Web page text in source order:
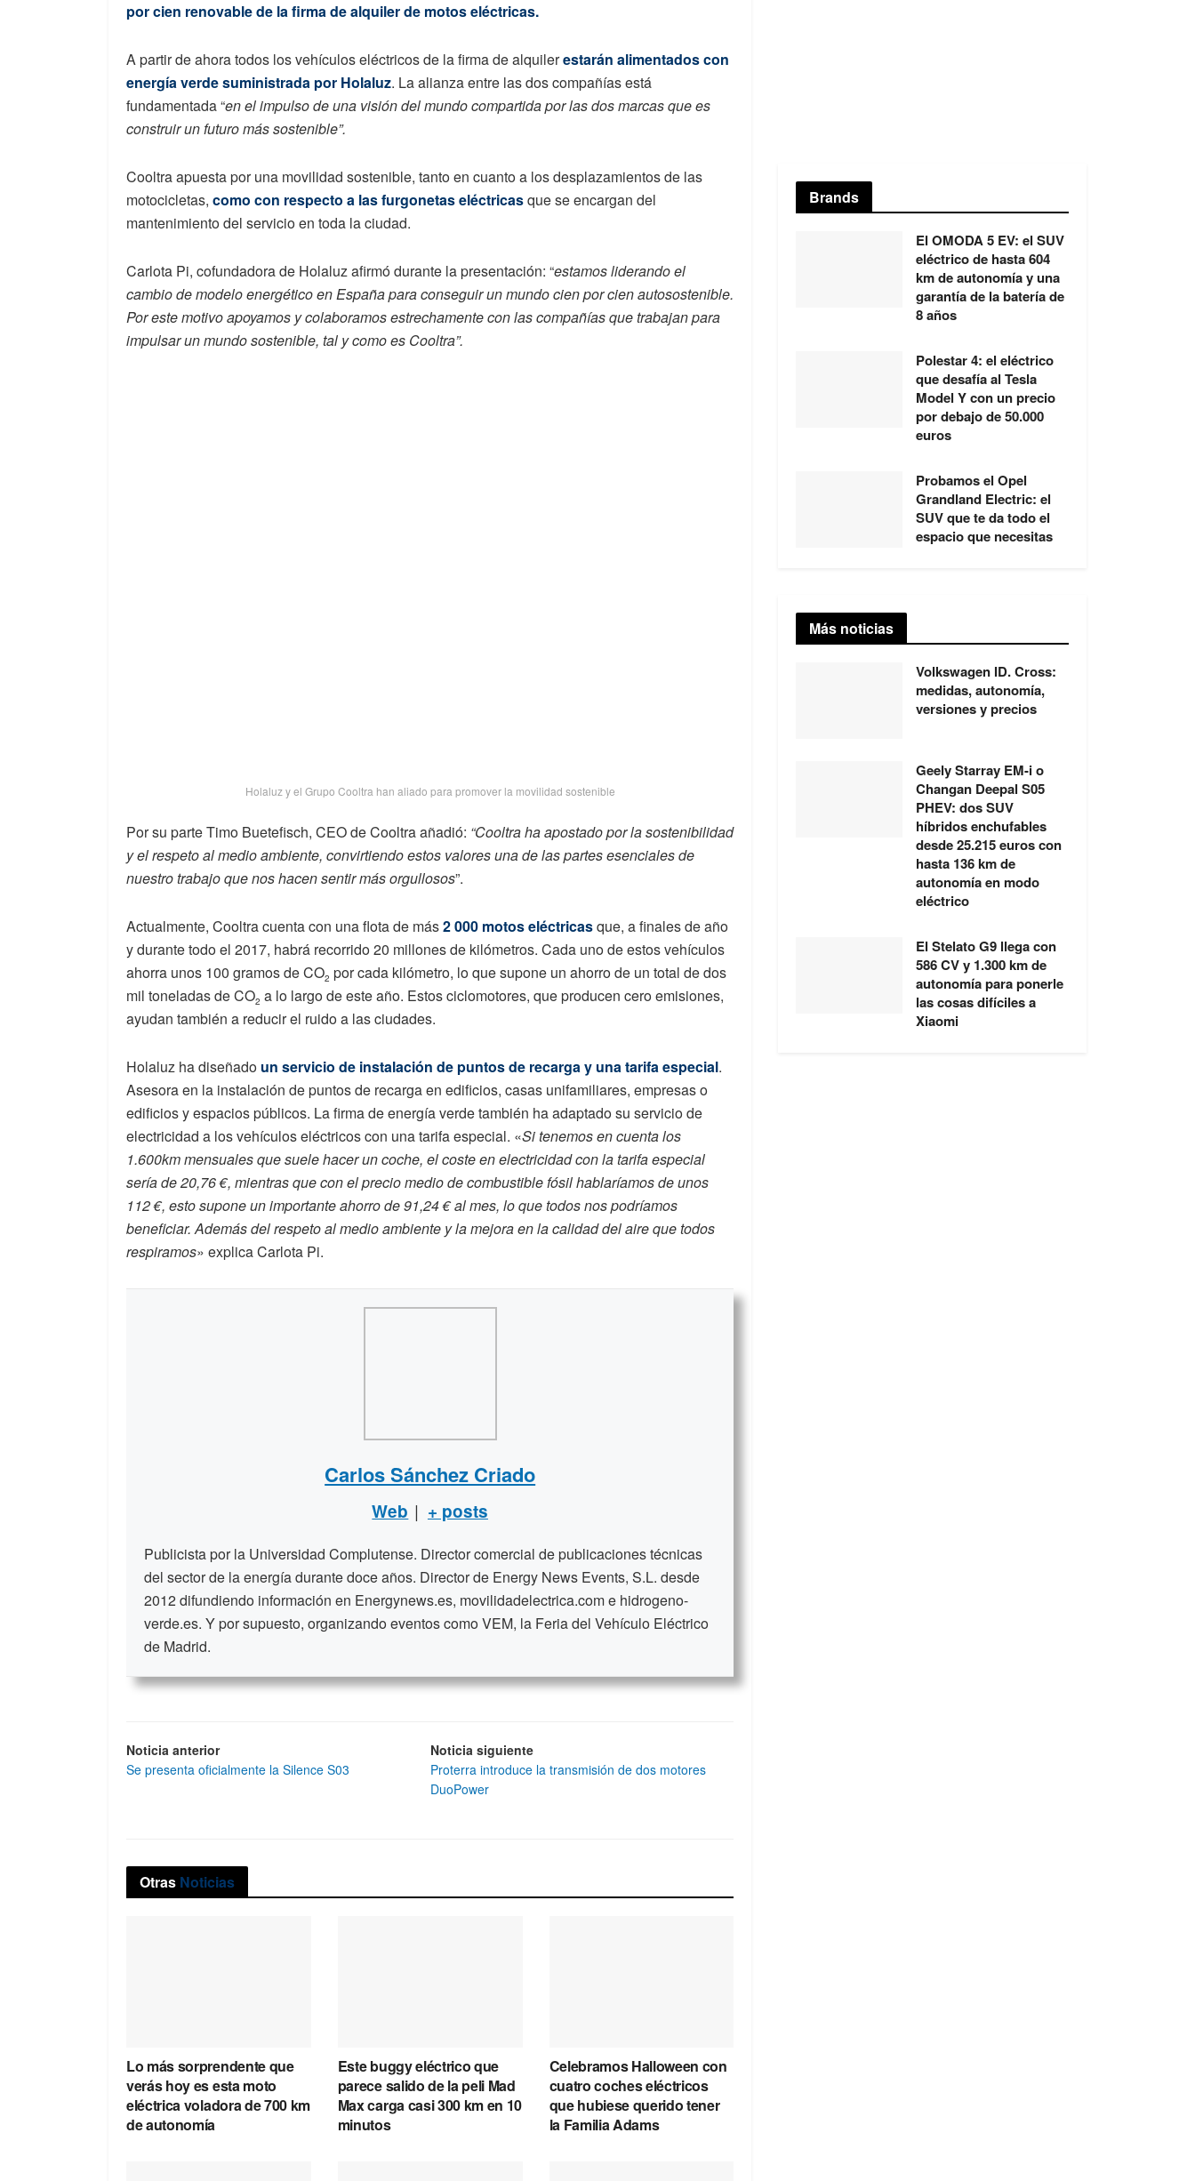
por cien renovable de la firma de alquiler de motos eléctricas.
A partir de ahora todos los vehículos eléctricos de la firma de alquilerestarán alimentados con
energía verde suministrada por Holaluz. La alianza entre las dos compañías está
fundamentada “en el impulso de una visión del mundo compartida por las dos marcas que es
construir un futuro más sostenible”.
Cooltra apuesta por una movilidad sostenible, tanto en cuanto a los desplazamientos de las
motocicletas, como con respecto a las furgonetas eléctricasque se encargan del
mantenimiento del servicio en toda la ciudad.
Carlota Pi, cofundadora de Holaluz afirmó durante la presentación: “estamos liderando el
cambio de modelo energético en España para conseguir un mundo cien por cien autosostenible.
Por este motivo apoyamos y colaboramos estrechamente con las compañías que trabajan para
impulsar un mundo sostenible, tal y como es Cooltra”.
Holaluz y el Grupo Cooltra han aliado para promover la movilidad sostenible
Por su parte Timo Buetefisch, CEO de Cooltra añadió: “Cooltra ha apostado por la sostenibilidad
y el respeto al medio ambiente, convirtiendo estos valores una de las partes esenciales de
nuestro trabajo que nos hacen sentir más orgullosos”.
Actualmente, Cooltra cuenta con una flota de más2 000 motos eléctricasque, a finales de año
y durante todo el 2017, habrá recorrido 20 millones de kilómetros. Cada uno de estos vehículos
ahorra unos 100 gramos de CO2 por cada kilómetro, lo que supone un ahorro de un total de dos
mil toneladas de CO2 a lo largo de este año. Estos ciclomotores, que producen cero emisiones,
ayudan también a reducir el ruido a las ciudades.
Holaluz ha diseñado un servicio de instalación de puntos de recarga y una tarifa especial.
Asesora en la instalación de puntos de recarga en edificios, casas unifamiliares, empresas o
edificios y espacios públicos. La firma de energía verde también ha adaptado su servicio de
electricidad a los vehículos eléctricos con una tarifa especial. «Si tenemos en cuenta los
1.600km mensuales que suele hacer un coche, el coste en electricidad con la tarifa especial
sería de 20,76 €, mientras que con el precio medio de combustible fósil hablaríamos de unos
112 €, esto supone un importante ahorro de 91,24 € al mes, lo que todos nos podríamos
beneficiar. Además del respeto al medio ambiente y la mejora en la calidad del aire que todos
respiramos» explica Carlota Pi.
Carlos Sánchez Criado
Web | + posts
Publicista por la Universidad Complutense. Director comercial de publicaciones técnicas
del sector de la energía durante doce años. Director de Energy News Events, S.L. desde
2012 difundiendo información en Energynews.es, movilidadelectrica.com e hidrogeno-
verde.es. Y por supuesto, organizando eventos como VEM, la Feria del Vehículo Eléctrico
de Madrid.
Noticia anterior
Se presenta oficialmente la Silence S03
Noticia siguiente
Proterra introduce la transmisión de dos motores
DuoPower
Otras Noticias
Lo más sorprendente que
verás hoy es esta moto
eléctrica voladora de 700 km
de autonomía
Este buggy eléctrico que
parece salido de la peli Mad
Max carga casi 300 km en 10
minutos
Celebramos Halloween con
cuatro coches eléctricos
que hubiese querido tener
la Familia Adams
Brands
El OMODA 5 EV: el SUV
eléctrico de hasta 604
km de autonomía y una
garantía de la batería de
8 años
Polestar 4: el eléctrico
que desafía al Tesla
Model Y con un precio
por debajo de 50.000
euros
Probamos el Opel
Grandland Electric: el
SUV que te da todo el
espacio que necesitas
Más noticias
Volkswagen ID. Cross:
medidas, autonomía,
versiones y precios
Geely Starray EM-i o
Changan Deepal S05
PHEV: dos SUV
híbridos enchufables
desde 25.215 euros con
hasta 136 km de
autonomía en modo
eléctrico
El Stelato G9 llega con
586 CV y 1.300 km de
autonomía para ponerle
las cosas difíciles a
Xiaomi